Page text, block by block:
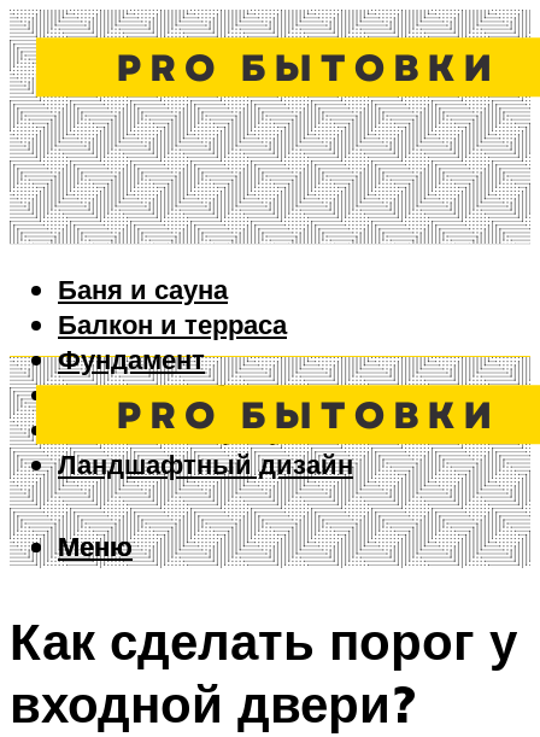
Баня и сауна
Балкон и терраса
Фундамент
Ворота и забор
Дизайн интерьера
Ландшафтный дизайн
Меню
Меню
Как сделать порог у
входной двери?